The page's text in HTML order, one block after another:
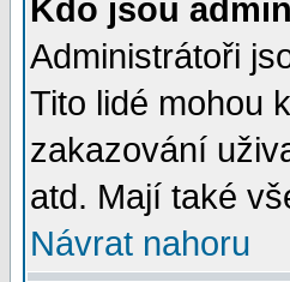
Kdo jsou
Administrátoři
Tito lidé mohou
zakazování
atd. Mají také
Návrat nahoru